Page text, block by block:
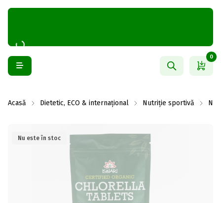
0
Acasă Dietetic, ECO & internațional Nutriție sportivă
Nu este în stoc